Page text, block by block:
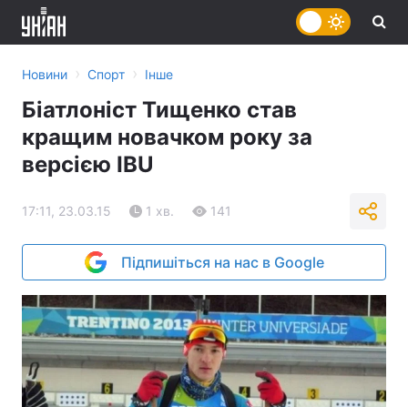
Новини › Спорт › Інше
Біатлоніст Тищенко став
кращим новачком року за
версією IBU
17:11, 23.03.15 1 хв. 141
Підпишіться на нас в Google